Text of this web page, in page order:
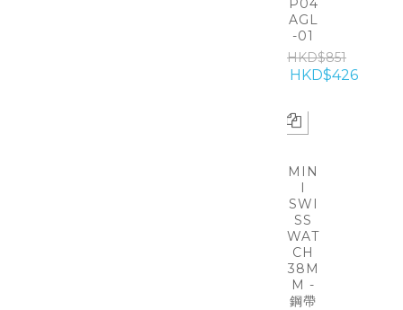
P04
AGL
-01
HKD$851
HKD$426
MIN
I
SWI
SS
WAT
CH
38M
M -
鋼帶